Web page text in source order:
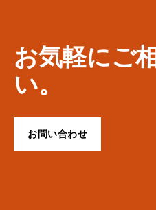
お気軽にご
い。
お問い合わせ